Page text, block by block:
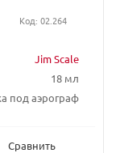
Jim Scale
18 мл
под аэрограф
Сравнить
Код: 02.264